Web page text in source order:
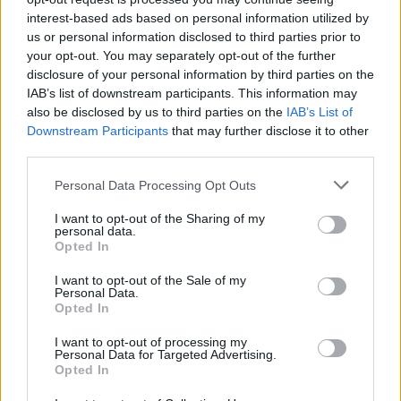
interest-based ads based on personal information utilized by
us or personal information disclosed to third parties prior to
your opt-out. You may separately opt-out of the further
disclosure of your personal information by third parties on the
IAB’s list of downstream participants. This information may
also be disclosed by us to third parties on the IAB’s List of
Downstream Participants that may further disclose it to other
Please note that this website/app uses one or more Google
not limited to your visit or usage behaviour. You may click to
grant or deny consent to Google and its third-party tags to
use your data for below specified purposes in below Google
consent section.
Personal Data Processing Opt Outs
I want to opt-out of the Sharing of my
personal data.
Opted In
I want to opt-out of the Sale of my
Personal Data.
Opted In
I want to opt-out of processing my
Personal Data for Targeted Advertising.
Opted In
contro Matteo
Salvini: “È un
guappo”
Flavio Briatore
sarà dimesso oggi
POTREBBE INTERESSARTI
Fiumicino, squalo attacca un
lungomare romano
UFFICIALE: il Lazio torna in zona
5 anni fa
ultime-notizie